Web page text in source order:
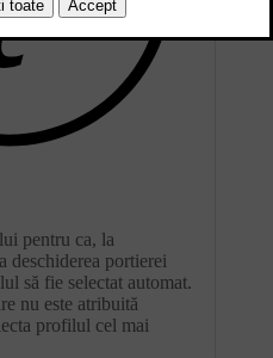
pentru ca, la
deschiderea portierei
să fie selectat automat.
nu este atribuită
profilul cel mai